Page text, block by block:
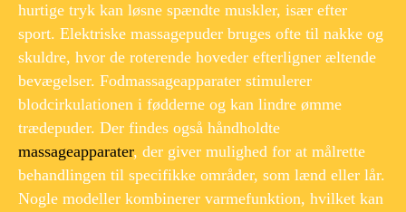
hurtige tryk kan løsne spændte muskler, især efter
sport. Elektriske massagepuder bruges ofte til nakke og
skuldre, hvor de roterende hoveder efterligner æltende
bevægelser. Fodmassageapparater stimulerer
blodcirkulationen i fødderne og kan lindre ømme
trædepuder. Der findes også håndholdte
massageapparater, der giver mulighed for at målrette
behandlingen til specifikke områder, som lænd eller lår.
Nogle modeller kombinerer varmefunktion, hvilket kan